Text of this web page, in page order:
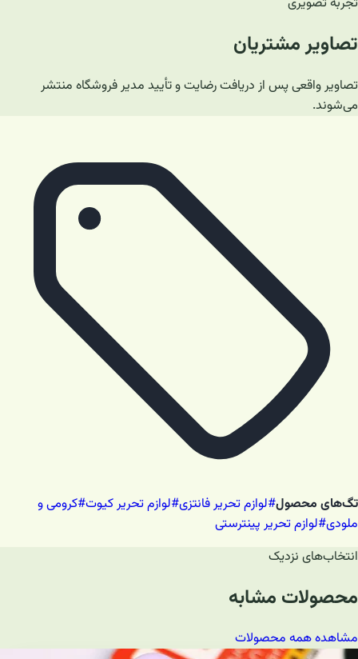
تصاویر مشتریان
تصاویر واقعی پس از دریافت رضایت و تأیید مدیر فروشگاه منتشر
می‌شوند.
تگ‌های محصول#لوازم تحریر فانتزی#لوازم تحریر کیوت#کرومی و
ملودی#لوازم تحریر پینترستی
انتخاب‌های نزدیک
محصولات مشابه
مشاهده همه محصولات